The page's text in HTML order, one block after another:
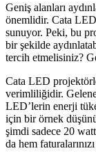
Geniş alanları
önemlidir. Cata
sunuyor. Peki, bu
bir şekilde
tercih etmelisiniz?
Cata LED
verimliliğidir.
LED’lerin enerji
için bir örnek
şimdi sadece 20
da hem